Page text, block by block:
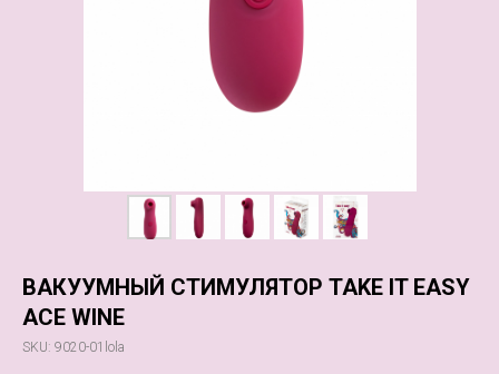
ВАКУУМНЫЙ СТИМУЛЯТОР TAKE IT EASY
ACE WINE
SKU: 9020-01lola